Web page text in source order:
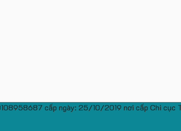
cấp ngày: 25/10/2019 nơi cấp Chi cục